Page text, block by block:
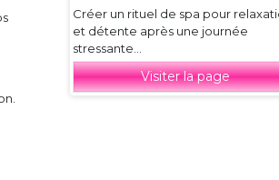
Créer un rituel de spa pour
et détente après une journée
stressante...
Visiter la page